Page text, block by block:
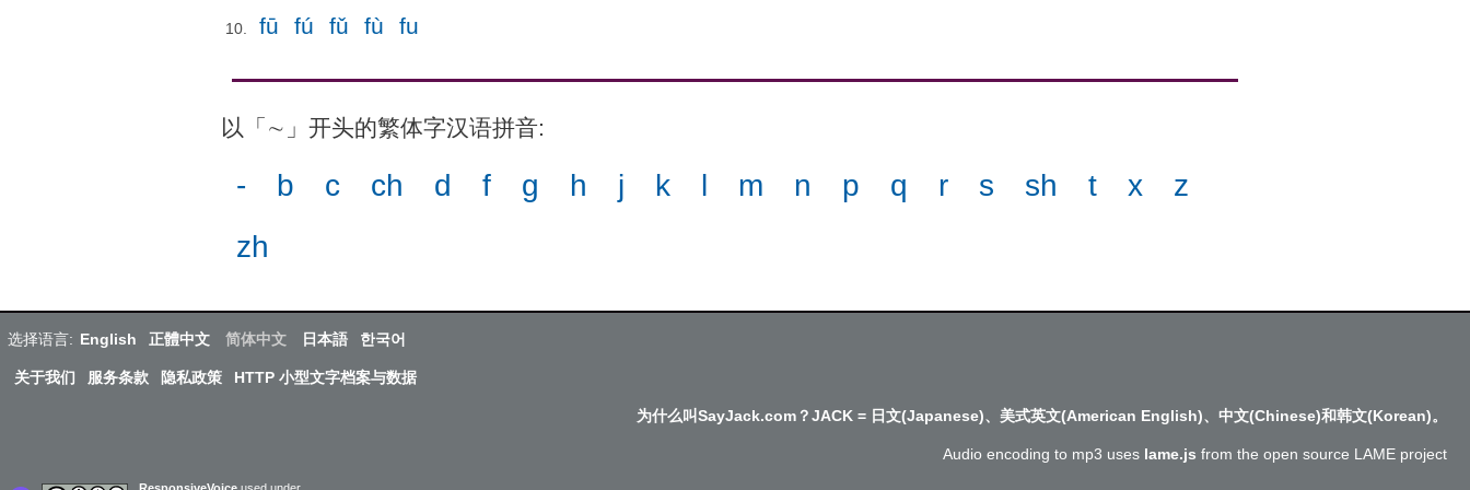
fū fú fǔ fù fu
以「∼」开头的繁体字汉语拼音:
- b c ch d f g h j k l m n p q r s sh t x
z
zh
选择语言: English 正體中文 简体中文 日本語 한국어
关于我们 服务条款 隐私政策 HTTP 小型文字档案与数据
为什么叫SayJack.com？JACK = 日文(Japanese)、美式英文(American English)、中文(Chinese)和韩文(Korean)。
Audio encoding to mp3 uses lame.js from the open source LAME project